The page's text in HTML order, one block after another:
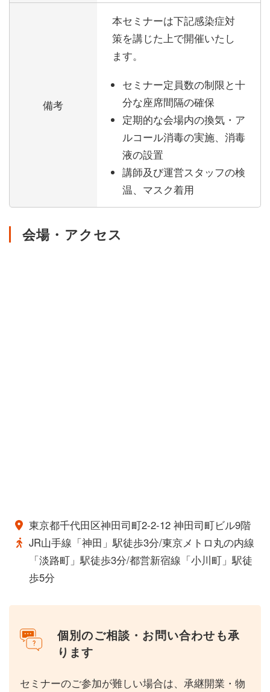
備考
本セミナーは下記感染症対
策を講じた上で開催いたし
ます。
セミナー定員数の制限と十
分な座席間隔の確保
定期的な会場内の換気・ア
ルコール消毒の実施、消毒
液の設置
講師及び運営スタッフの検
温、マスク着用
会場・アクセス
東京都千代田区神田司町2-2-12 神田司町ビル9階
JR山手線「神田」駅徒歩3分/東京メトロ丸の内線
「淡路町」駅徒歩3分/都営新宿線「小川町」駅徒
歩5分
個別のご相談・お問い合わせも承
ります
セミナーのご参加が難しい場合は、承継開業・物